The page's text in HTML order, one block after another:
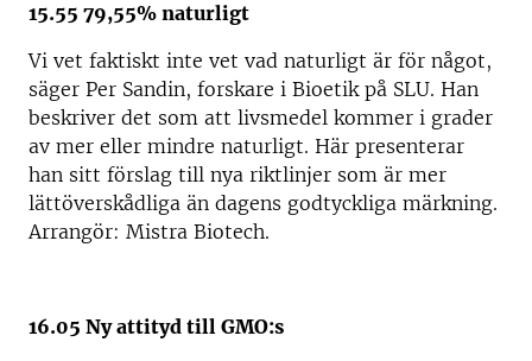
15.55 79,55% naturligt
Vi vet faktiskt inte vet vad naturligt är för något,
säger Per Sandin, forskare i Bioetik på SLU. Han
beskriver det som att livsmedel kommer i grader
av mer eller mindre naturligt. Här presenterar
han sitt förslag till nya riktlinjer som är mer
lättöverskådliga än dagens godtyckliga märkning.
Arrangör: Mistra Biotech.
16.05 Ny attityd till GMO:s